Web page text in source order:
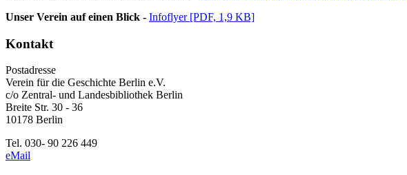
Unser Verein auf einen Blick - Infoflyer [PDF, 1,9 KB]
Kontakt
Postadresse
Verein für die Geschichte Berlin e.V.
c/o Zentral- und Landesbibliothek Berlin
Breite Str. 30 - 36
10178 Berlin
Tel. 030- 90 226 449
eMail